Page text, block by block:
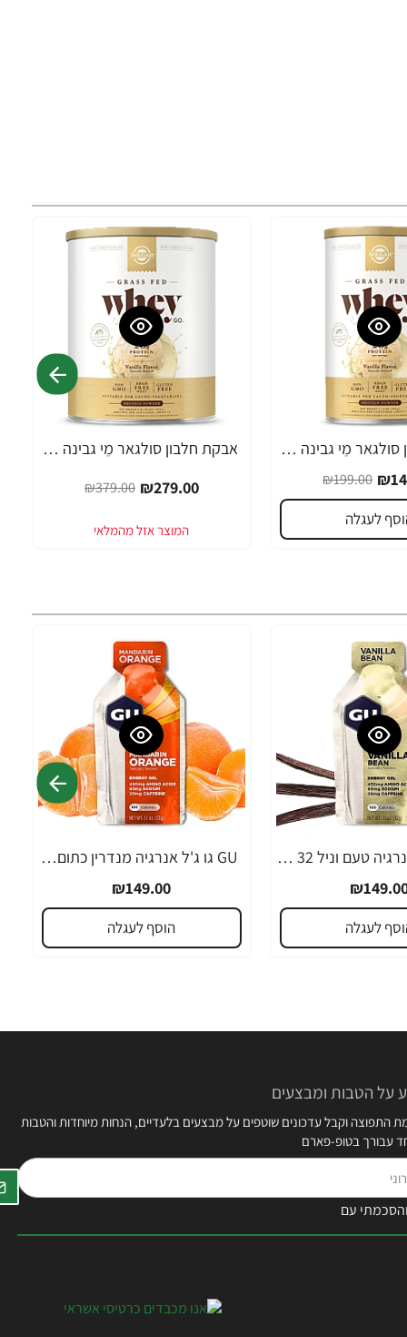
אבקת חלבון סולגאר מֵי גבינה Whey To Go בטעם ונילה - משקל 340 גרם מבית SOLGAR
₪199.00
לעגלה
-26%
אבקת חלבון סולגאר מֵי גבינה Whey To Go בטעם ונילה - משקל 907 גרם מבית SOLGAR
₪279.00
₪379.00
GU גו ג'ל אנרגיה טעם וניל 32 גרם - 24 יחידות
לעגלה
GU גו ג'ל אנרגיה מנדרין כתום 32 גרם - 24 יחידות
₪149.00
הוסף לעגלה
על הטבות ומבצעים
התפוצה וקבל עדכונים שוטפים על מבצעים בלעדיים, הנחות מיוחדות והטבות
עבורך בטופ-פארם
עם